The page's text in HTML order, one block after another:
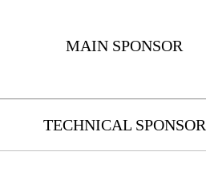
MAIN SPONSOR
TECHNICAL SPONSOR